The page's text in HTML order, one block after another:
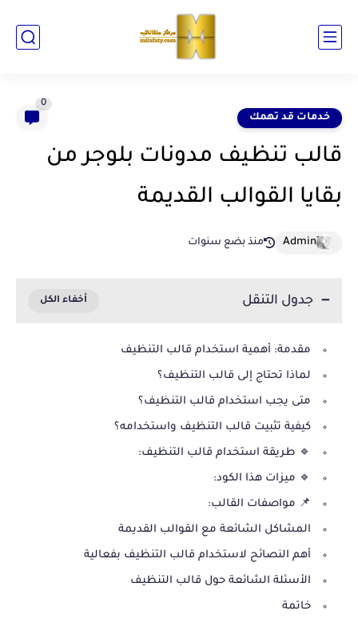
خدمات قد تهمك
0
قالب تنظيف مدونات بلوجر من
بقايا القوالب القديمة
منذ بضع سنوات
جدول التنقل
مقدمة: أهمية استخدام قالب التنظيف
لماذا تحتاج إلى قالب التنظيف؟
متى يجب استخدام قالب التنظيف؟
كيفية تثبيت قالب التنظيف واستخدامه؟
🔹 طريقة استخدام قالب التنظيف:
🔹 ميزات هذا الكود:
📌 مواصفات القالب:
المشاكل الشائعة مع القوالب القديمة
أهم النصائح لاستخدام قالب التنظيف بفعالية
الأسئلة الشائعة حول قالب التنظيف
خاتمة